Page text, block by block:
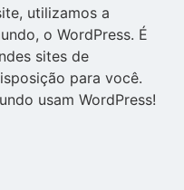
utilizamos a
o WordPress. É
sites de
para você.
usam WordPress!